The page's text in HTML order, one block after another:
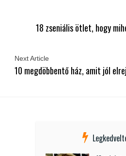
18 zseniális ötlet, hogy
Next Article
10 megdöbbentő ház, amit jól